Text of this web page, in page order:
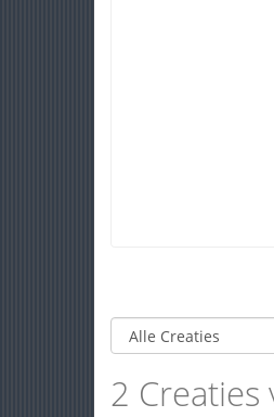
2 Creaties